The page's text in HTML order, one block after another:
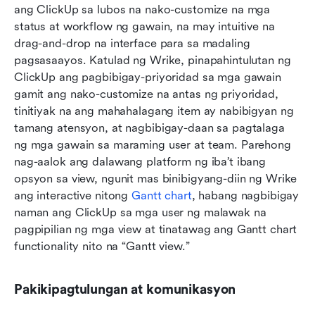
ang ClickUp sa lubos na nako-customize na mga
status at workflow ng gawain, na may intuitive na
drag-and-drop na interface para sa madaling
pagsasaayos. Katulad ng Wrike, pinapahintulutan ng
ClickUp ang pagbibigay-priyoridad sa mga gawain
gamit ang nako-customize na antas ng priyoridad,
tinitiyak na ang mahahalagang item ay nabibigyan ng
tamang atensyon, at nagbibigay-daan sa pagtalaga
ng mga gawain sa maraming user at team. Parehong
nag-aalok ang dalawang platform ng iba’t ibang
opsyon sa view, ngunit mas binibigyang-diin ng Wrike
ang interactive nitong Gantt chart, habang nagbibigay
naman ang ClickUp sa mga user ng malawak na
pagpipilian ng mga view at tinatawag ang Gantt chart
functionality nito na “Gantt view.”
Pakikipagtulungan at komunikasyon